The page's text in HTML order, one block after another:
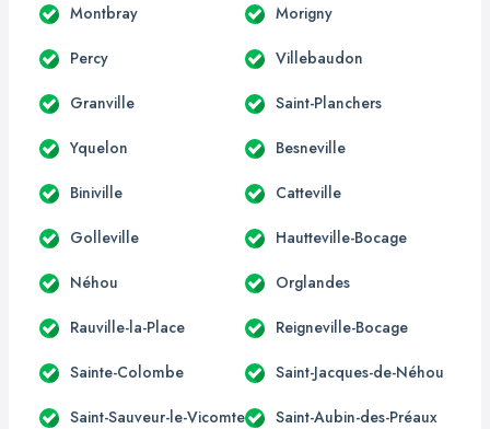
Montbray Morigny
Percy Villebaudon
Granville Saint-Planchers
Yquelon Besneville
Biniville Catteville
Golleville Hautteville-Bocage
Néhou Orglandes
Rauville-la-Place Reigneville-Bocage
Sainte-Colombe Saint-Jacques-de-Néhou
Saint-Sauveur-le-Vicomte Saint-Aubin-des-Préaux